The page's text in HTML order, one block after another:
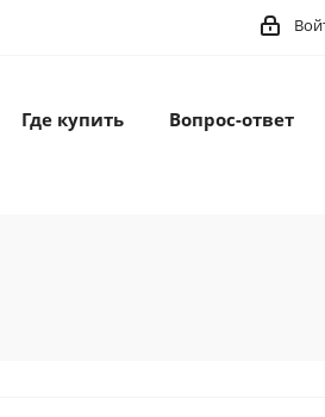
Где купить Вопрос-ответ